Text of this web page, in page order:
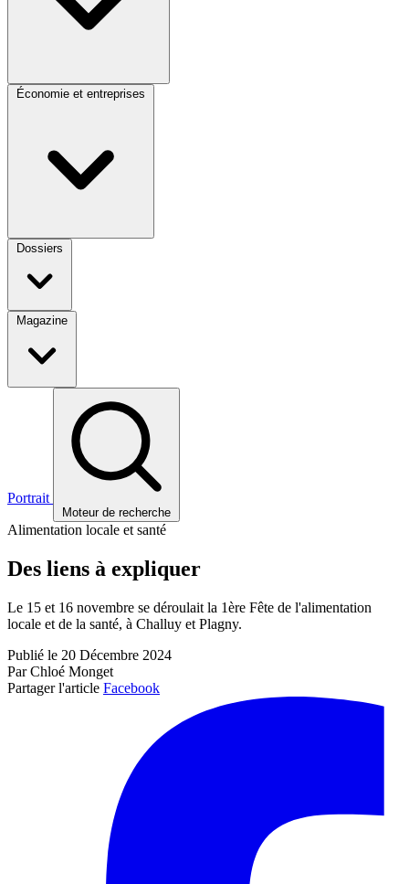
Économie et entreprises
Dossiers
Magazine
Portrait
Moteur de recherche
Alimentation locale et santé
Des liens à expliquer
Le 15 et 16 novembre se déroulait la 1ère Fête de l'alimentation
locale et de la santé, à Challuy et Plagny.
Publié le 20 Décembre 2024
Par Chloé Monget
Partager l'article Facebook